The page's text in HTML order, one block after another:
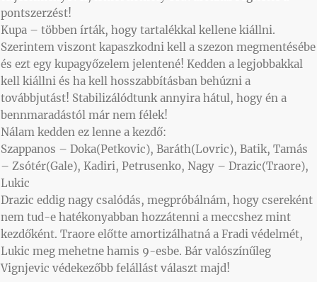
pontszerzést!
Kupa – többen írták, hogy tartalékkal kellene kiállni.
Szerintem viszont kapaszkodni kell a szezon megmentésébe
és ezt egy kupagyőzelem jelentené! Kedden a legjobbakkal
kell kiállni és ha kell hosszabbításban behúzni a
továbbjutást! Stabilizálódtunk annyira hátul, hogy én a
bennmaradástól már nem félek!
Nálam kedden ez lenne a kezdő:
Szappanos – Doka(Petkovic), Baráth(Lovric), Batik, Tamás
– Zsótér(Gale), Kadiri, Petrusenko, Nagy – Drazic(Traore),
Lukic
Drazic eddig nagy csalódás, megpróbálnám, hogy csereként
nem tud-e hatékonyabban hozzátenni a meccshez mint
kezdőként. Traore előtte amortizálhatná a Fradi védelmét,
Lukic meg mehetne hamis 9-esbe. Bár valószínűleg
Vignjevic védekezőbb felállást választ majd!